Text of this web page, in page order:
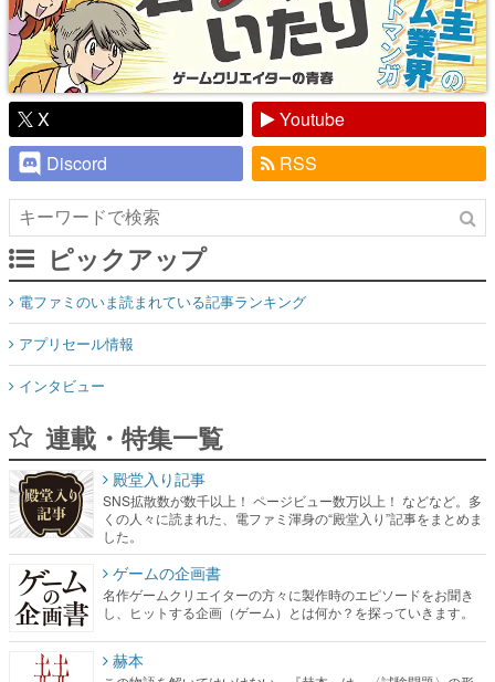
X
Youtube
Discord
RSS
ピックアップ
電ファミのいま読まれている記事ランキング
アプリセール情報
インタビュー
連載・特集一覧
殿堂入り記事
SNS拡散数が数千以上！ ページビュー数万以上！ などなど。多
くの人々に読まれた、電ファミ渾身の“殿堂入り”記事をまとめま
した。
ゲームの企画書
名作ゲームクリエイターの方々に製作時のエピソードをお聞き
し、ヒットする企画（ゲーム）とは何か？を探っていきます。
赫本